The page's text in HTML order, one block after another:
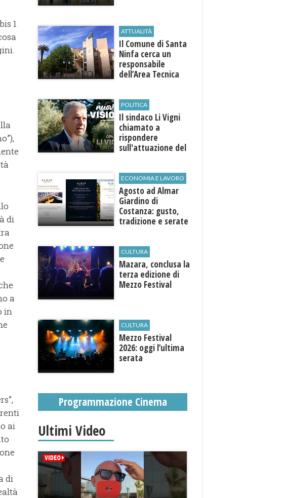
1
di
a
in
ai
di
ATTUALITÀ
Il Comune di ​Santa
Ninfa cerca un
responsabile
dell’Area Tecnica
POLITICA
Il sindaco Li Vigni
chiamato a
rispondere
sull'attuazione del
ECONOMIA E LAVORO
Agosto ad Almar
Giardino di
Costanza: gusto,
tradizione e serate
esterni
CULTURA
​Mazara, conclusa la
terza edizione di
Mezzo Festival
CULTURA
Mezzo Festival
2026: oggi l’ultima
serata
Programmazione Cinema
Ultimi Video